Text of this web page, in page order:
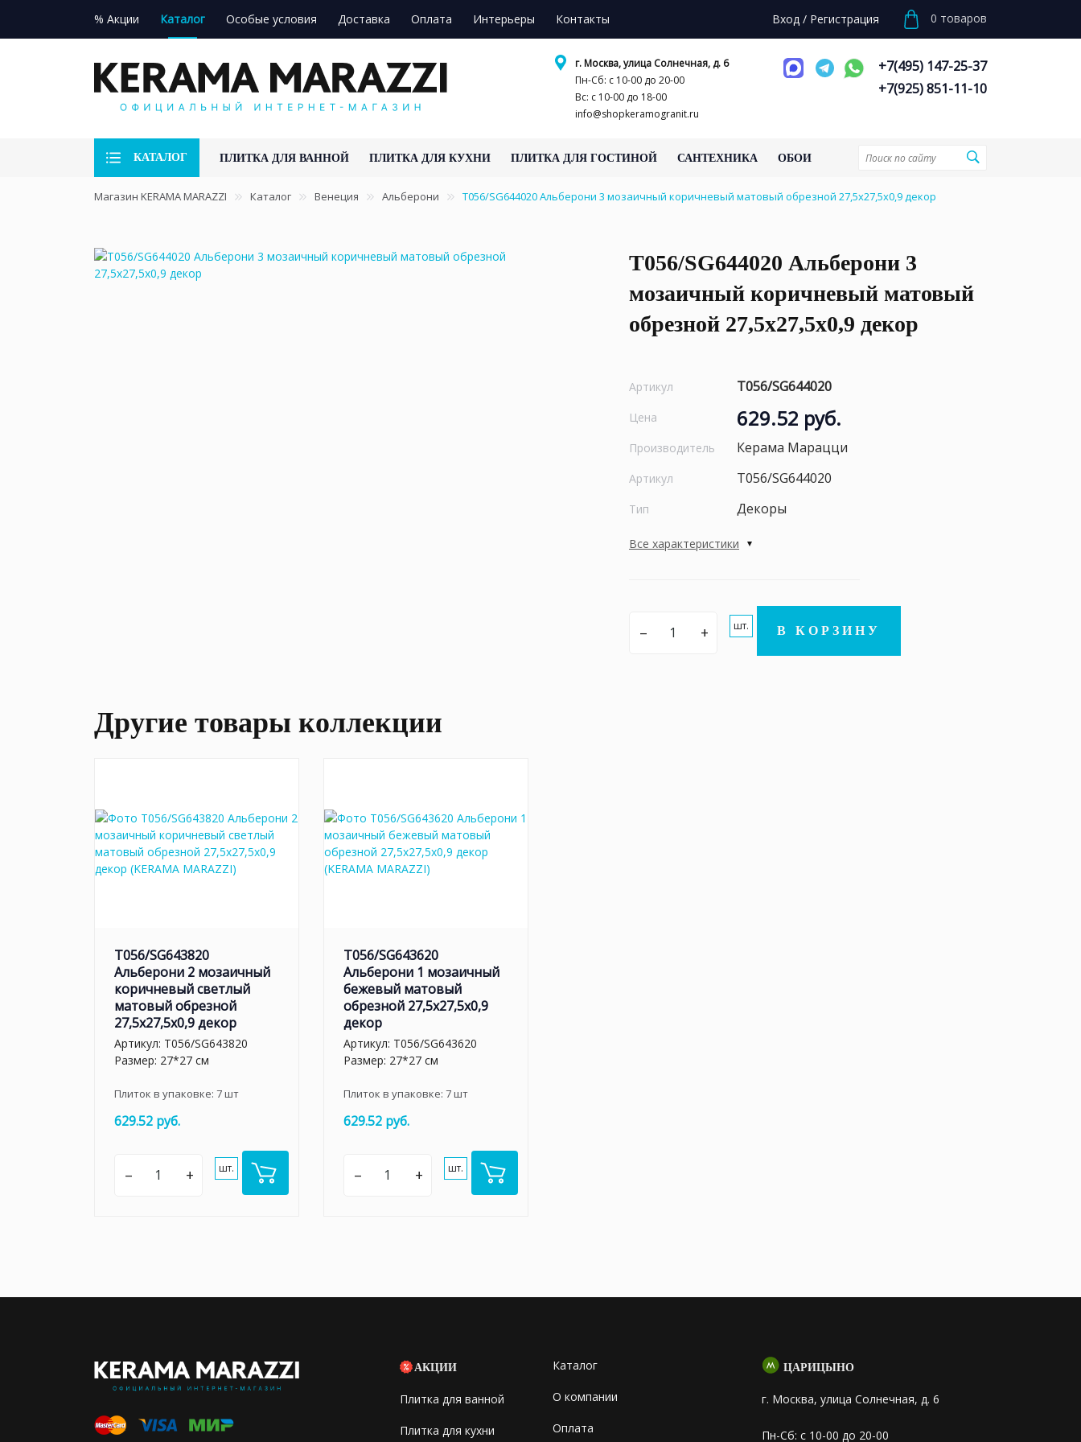
% Акции Каталог Особые условия Доставка Оплата Интерьеры Контакты Вход / Регистрация 0 товаров
г. Москва, улица Солнечная, д. 6
Пн-Сб: с 10-00 до 20-00
Вс: с 10-00 до 18-00
info@shopkeramogranit.ru
+7(495) 147-25-37
+7(925) 851-11-10
КАТАЛОГ ПЛИТКА ДЛЯ ВАННОЙ ПЛИТКА ДЛЯ КУХНИ ПЛИТКА ДЛЯ ГОСТИНОЙ САНТЕХНИКА ОБОИ
Магазин KERAMA MARAZZI Каталог Венеция Альберони T056/SG644020 Альберони 3 мозаичный коричневый матовый обрезной 27,5x27,5x0,9 декор
T056/SG644020 Альберони 3
мозаичный коричневый матовый
обрезной 27,5x27,5x0,9 декор
Артикул T056/SG644020
Цена 629.52 руб.
Производитель Керама Марацци
Артикул T056/SG644020
Тип Декоры
Все характеристики
– + шт. В КОРЗИНУ
Другие товары коллекции
T056/SG643820
Альберони 2 мозаичный
коричневый светлый
матовый обрезной
27,5x27,5x0,9 декор
Артикул: T056/SG643820
Размер: 27*27 см
Плиток в упаковке: 7шт
629.52 руб.
– + шт.
T056/SG643620
Альберони 1 мозаичный
бежевый матовый
обрезной 27,5x27,5x0,9
декор
Артикул: T056/SG643620
Размер: 27*27 см
Плиток в упаковке: 7шт
629.52 руб.
– + шт.
АКЦИИ
Плитка для ванной
Плитка для кухни
Каталог
О компании
Оплата
ЦАРИЦЫНО
г. Москва, улица Солнечная, д. 6
Пн-Сб: с 10-00 до 20-00